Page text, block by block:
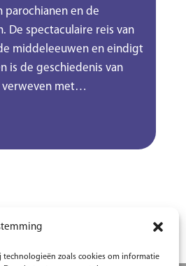
zoals cookies om informatie
parochianen en de
De spectaculaire reis van
middeleeuwen en eindigt
is de geschiedenis van
verweven met…